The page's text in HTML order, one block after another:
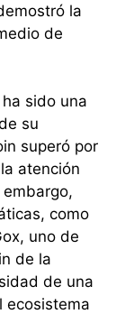
la
de
sido una
su
superó por
atención
como
uno de
de la
de una
ecosistema